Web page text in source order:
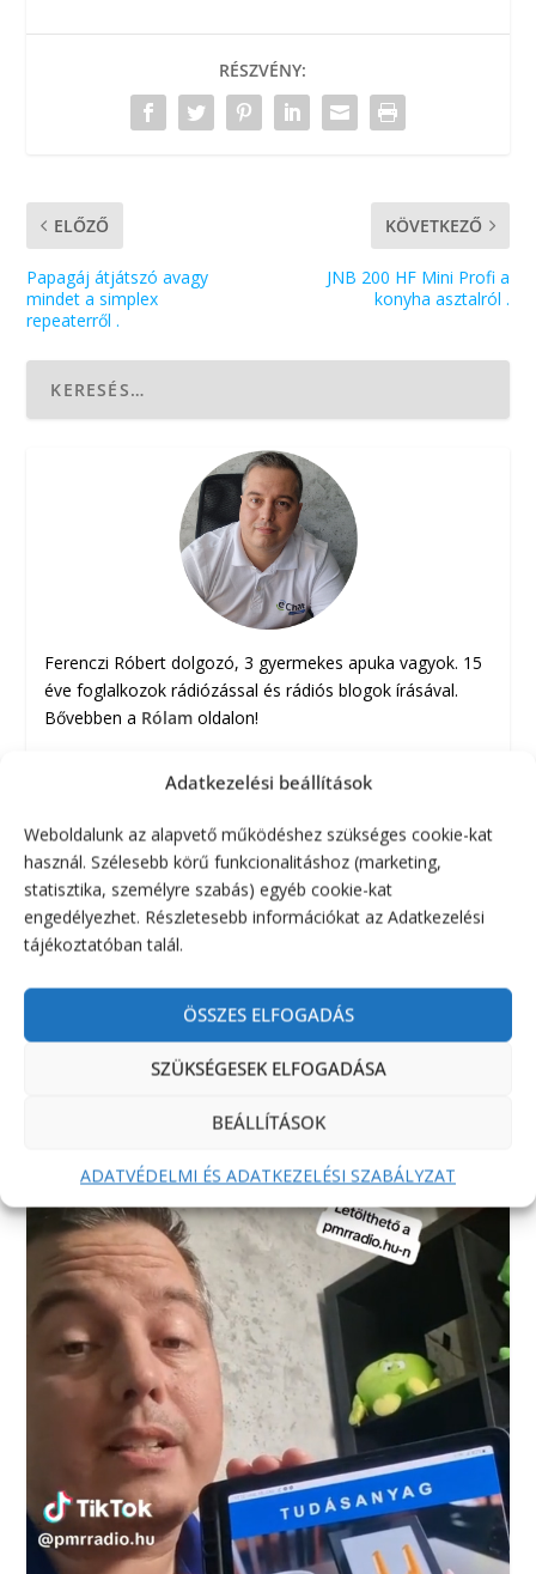
Adatkezelési beállítások
Weboldalunk az alapvető működéshez szükséges cookie-kat
használ. Szélesebb körű funkcionalitáshoz (marketing,
statisztika, személyre szabás) egyéb cookie-kat
engedélyezhet. Részletesebb információkat az Adatkezelési
tájékoztatóban talál.
ÖSSZES ELFOGADÁS
SZÜKSÉGESEK ELFOGADÁSA
BEÁLLÍTÁSOK
ADATVÉDELMI ÉS ADATKEZELÉSI SZABÁLYZAT
RÉSZVÉNY:
ELŐZŐ
Papagáj átjátszó avagy
mindet a simplex
repeaterről .
KÖVETKEZŐ
JNB 200 HF Mini Profi a
konyha asztalról .
Ferenczi Róbert dolgozó, 3 gyermekes apuka vagyok. 15
éve foglalkozok rádiózással és rádiós blogok írásával.
Bővebben a Rólam oldalon!
TIKTOK